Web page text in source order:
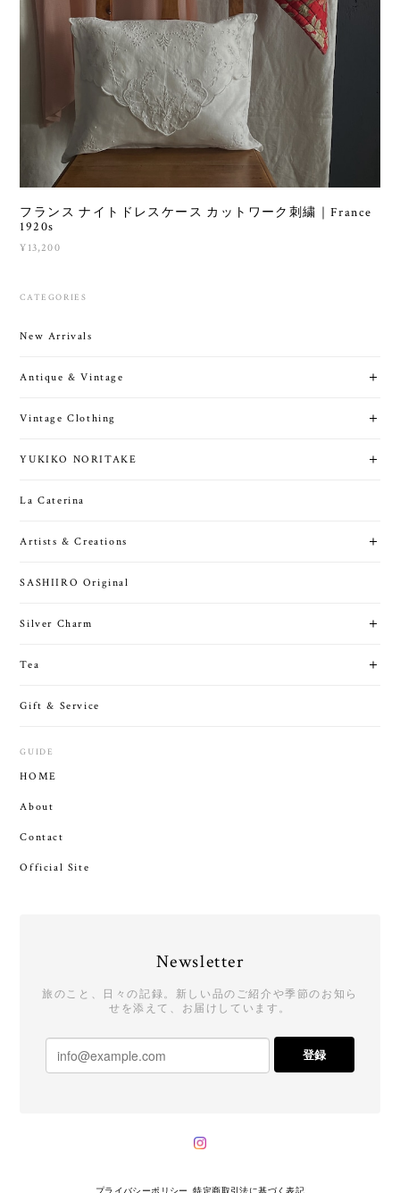
フランス ナイトドレスケース カットワーク刺繍｜France
1920s
¥13,200
CATEGORIES
New Arrivals
Antique & Vintage
Vintage Clothing
YUKIKO NORITAKE
La Caterina
Artists & Creations
SASHIIRO Original
Silver Charm
Tea
Gift & Service
GUIDE
HOME
About
Contact
Official Site
Newsletter
旅のこと、日々の記録。新しい品のご紹介や季節のお知ら
せを添えて、お届けしています。
登録